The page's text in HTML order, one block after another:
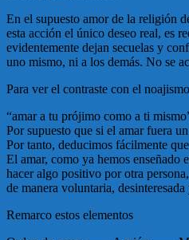
En el supuesto amor de la religión
esta acción el único deseo real, es
evidentemente dejan secuelas y
uno mismo, ni a los demás. No se
Para ver el contraste con el
“amar a tu prójimo como a ti
Por supuesto que si el amar fuera
Por tanto, deducimos fácilmente
El amar, como ya hemos enseñado
hacer algo positivo por otra persona,
de manera voluntaria,
Remarco estos elementos